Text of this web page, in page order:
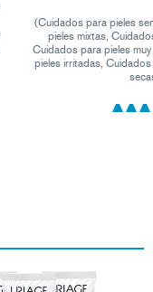
(Cuidados para pieles
pieles mixtas,
Cuidados para pieles
pieles irritadas,